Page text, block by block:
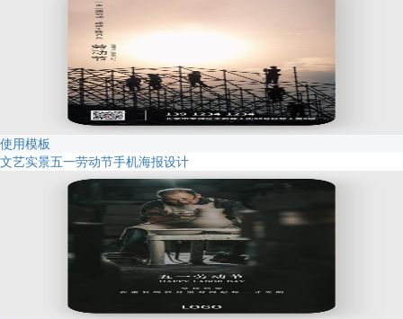
使用模板
文艺实景五一劳动节手机海报设计